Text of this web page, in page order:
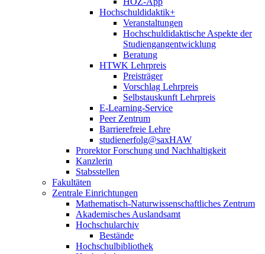
Hochschuldidaktik+
Veranstaltungen
Hochschuldidaktische Aspekte der
Studiengangentwicklung
Beratung
HTWK Lehrpreis
Preisträger
Vorschlag Lehrpreis
Selbstauskunft Lehrpreis
E-Learning-Service
Peer Zentrum
Barrierefreie Lehre
studienerfolg@saxHAW
Prorektor Forschung und Nachhaltigkeit
Kanzlerin
Stabsstellen
Fakultäten
Zentrale Einrichtungen
Mathematisch-Naturwissenschaftliches Zentrum
Akademisches Auslandsamt
Hochschularchiv
Bestände
Hochschulbibliothek